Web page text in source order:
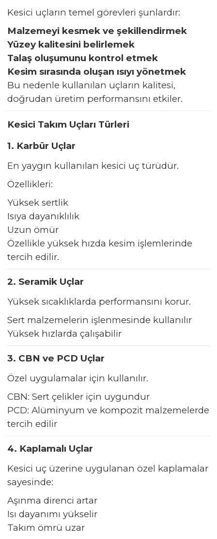
Kesici uçların temel görevleri şunlardır:
Malzemeyi kesmek ve şekillendirmek
Yüzey kalitesini belirlemek
Talaş oluşumunu kontrol etmek
Kesim sırasında oluşan ısıyı yönetmek
Bu nedenle kullanılan uçların kalitesi,
doğrudan üretim performansını etkiler.
Kesici Takım Uçları Türleri
1. Karbür Uçlar
En yaygın kullanılan kesici uç türüdür.
Özellikleri:
Yüksek sertlik
Isıya dayanıklılık
Uzun ömür
Özellikle yüksek hızda kesim işlemlerinde
tercih edilir.
2. Seramik Uçlar
Yüksek sıcaklıklarda performansını korur.
Sert malzemelerin işlenmesinde kullanılır
Yüksek hızlarda çalışabilir
3. CBN ve PCD Uçlar
Özel uygulamalar için kullanılır.
CBN: Sert çelikler için uygundur
PCD: Alüminyum ve kompozit malzemelerde
tercih edilir
4. Kaplamalı Uçlar
Kesici uç üzerine uygulanan özel kaplamalar
sayesinde:
Aşınma direnci artar
Isı dayanımı yükselir
Takım ömrü uzar